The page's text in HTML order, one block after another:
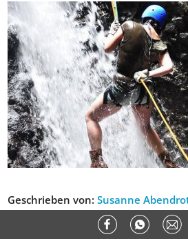
Kategorie: Regionen
Tags:Aktivurlaub|Europa|
Wandern